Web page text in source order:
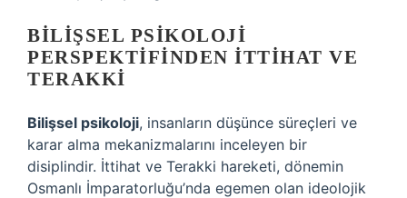
BILIŞSEL PSIKOLOJI
PERSPEKTIFINDEN İTTIHAT VE
TERAKKI
Bilişsel psikoloji, insanların düşünce süreçleri ve
karar alma mekanizmalarını inceleyen bir
disiplindir. İttihat ve Terakki hareketi, dönemin
Osmanlı İmparatorluğu’nda egemen olan ideolojik